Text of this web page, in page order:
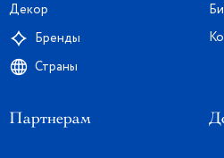
Декор
Бренды
Страны
Партнерам